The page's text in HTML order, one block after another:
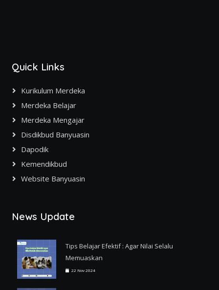
Quick Links
Kurikulum Merdeka
Merdeka Belajar
Merdeka Mengajar
Disdikbud Banyuasin
Dapodik
Kemendikbud
Website Banyuasin
News Update
Tips Belajar Efektif : Agar Nilai Selalu
Memuaskan
22 Nov 2024